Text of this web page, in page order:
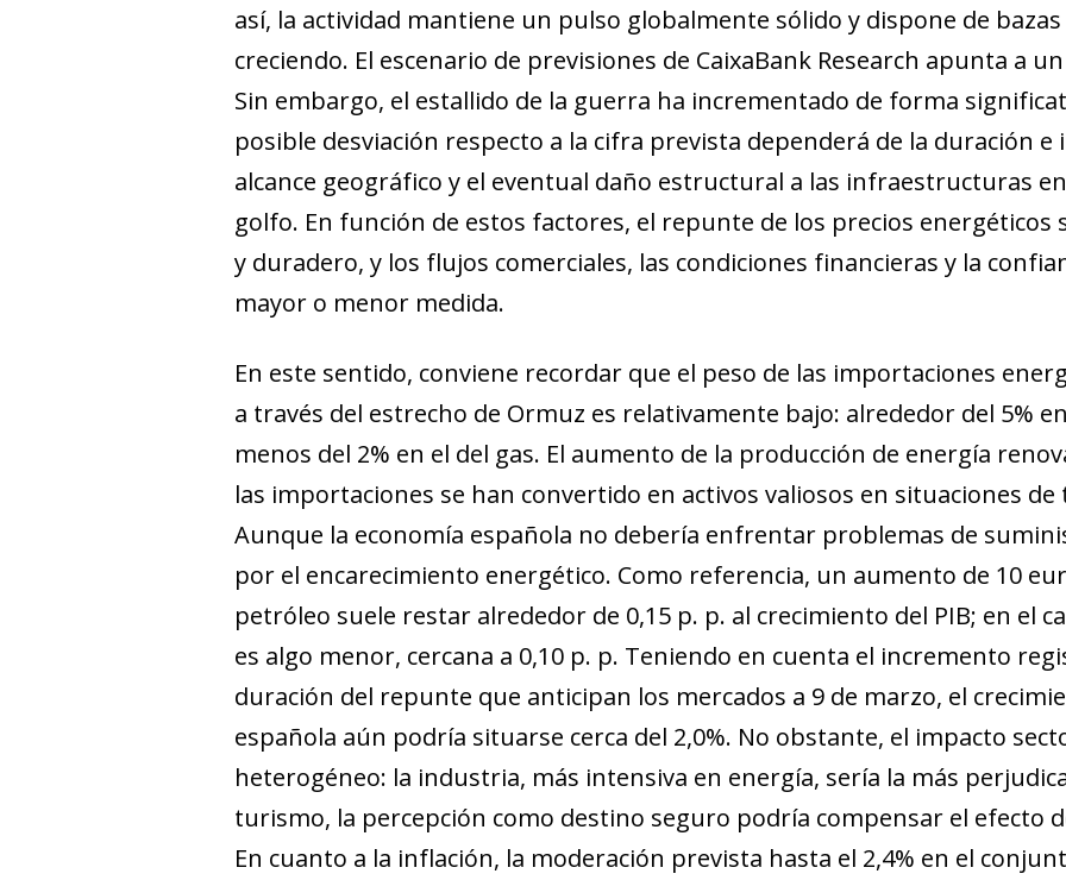
así, la actividad mantiene un pulso globalmente sólido y dispone de
creciendo. El escenario de previsiones de CaixaBank Research apunta a
Sin embargo, el estallido de la guerra ha incrementado de forma
posible desviación respecto a la cifra prevista dependerá de la duración
alcance geográfico y el eventual daño estructural a las infraestructuras
golfo. En función de estos factores, el repunte de los precios energéticos
y duradero, y los flujos comerciales, las condiciones financieras y la
mayor o menor medida.
En este sentido, conviene recordar que el peso de las importaciones
a través del estrecho de Ormuz es relativamente bajo: alrededor del 5%
menos del 2% en el del gas. El aumento de la producción de energía
las importaciones se han convertido en activos valiosos en situaciones
Aunque la economía española no debería enfrentar problemas de
por el encarecimiento energético. Como referencia, un aumento de 10
petróleo suele restar alrededor de 0,15 p. p. al crecimiento del PIB; en el
es algo menor, cercana a 0,10 p. p. Teniendo en cuenta el incremento
duración del repunte que anticipan los mercados a 9 de marzo, el
española aún podría situarse cerca del 2,0%. No obstante, el impacto
heterogéneo: la industria, más intensiva en energía, sería la más
turismo, la percepción como destino seguro podría compensar el efecto
En cuanto a la inflación, la moderación prevista hasta el 2,4% en el